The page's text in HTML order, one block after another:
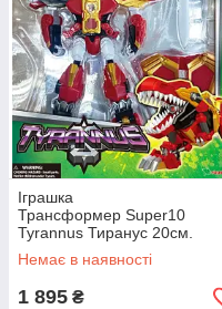
Іграшка
Трансформер Super10
Tyrannus Тиранус 20см.
Робот і динозавр Тиранозавр
Original Young Toys
Немає в наявності
1 895 ₴